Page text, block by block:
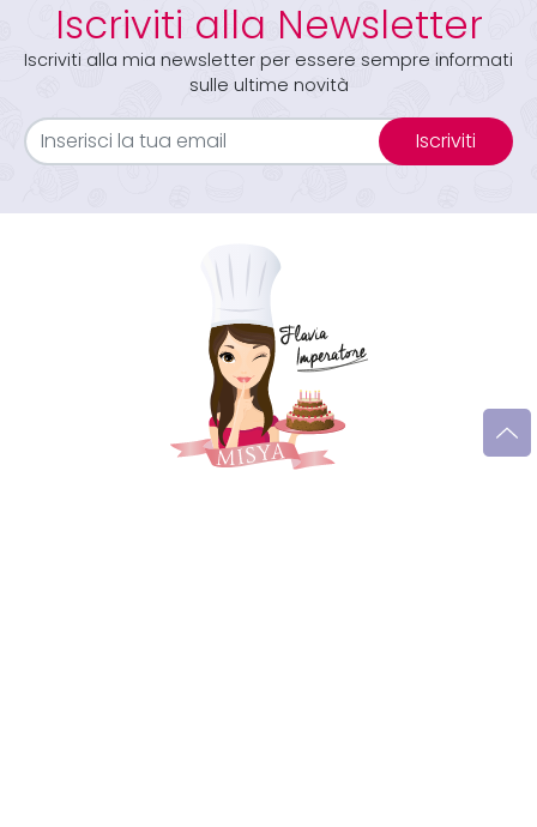
Iscriviti alla Newsletter
Iscriviti alla mia newsletter per essere sempre informati
sulle ultime novità
Iscriviti